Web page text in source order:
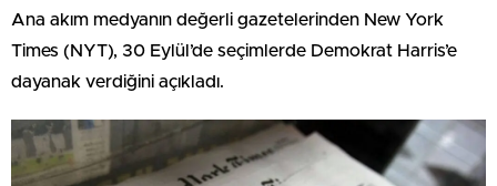
Ana akım medyanın değerli gazetelerinden New York
Times (NYT), 30 Eylül’de seçimlerde Demokrat Harris’e
dayanak verdiğini açıkladı.